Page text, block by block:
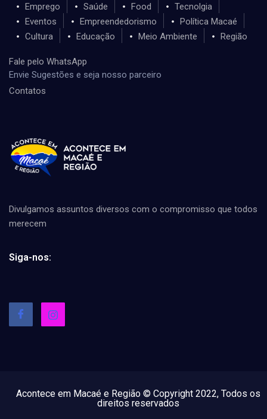
Emprego Saúde Food
Tecnolgia
Eventos
Empreendedorismo
Política Macaé
Cultura
Educação Meio Ambiente Região
Fale pelo WhatsApp
Envie Sugestões e seja nosso parceiro
Contatos
Divulgamos assuntos diversos com o compromisso que todos
merecem
Siga-nos:
Acontece em Macaé e Região © Copyright 2022, Todos os
direitos reservados